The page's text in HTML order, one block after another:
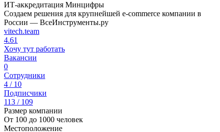
ИТ-аккредитация Минцифры
Создаем решения для крупнейшей e-commеrce компании в
России — ВсеИнструменты.ру
vitech.team
4.61
Хочу тут работать
Вакансии
0
Сотрудники
4 / 10
Подписчики
113 / 109
Размер компании
От 100 до 1000 человек
Местоположение